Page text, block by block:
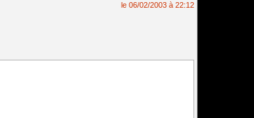
le 06/02/2003 à 22:12